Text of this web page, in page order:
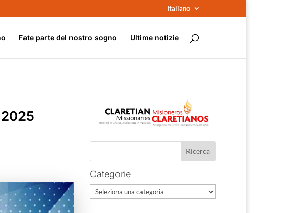
Italiano
Fate parte del nostro sogno Ultime notizie
2025
Categorie
Categorie